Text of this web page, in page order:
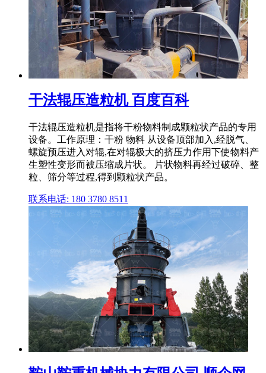
干法辊压造粒机 百度百科
干法辊压造粒机是指将干粉物料制成颗粒状产品的专用
设备。工作原理：干粉 物料 从设备顶部加入,经脱气、
螺旋预压进入对辊,在对辊极大的挤压力作用下使物料产
生塑性变形而被压缩成片状。 片状物料再经过破碎、整
粒、筛分等过程,得到颗粒状产品。
联系电话: 180 3780 8511